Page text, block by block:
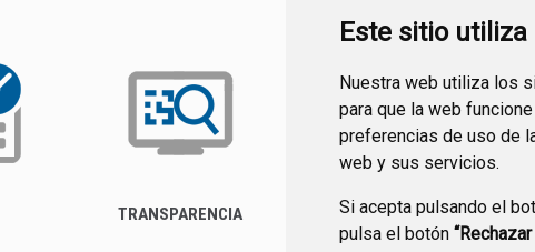
Este sitio
Nuestra web utiliza los
para que la web
preferencias de uso de
web y sus servicios.
Si acepta pulsando el
pulsa el botón
TRANSPARENCIA
FORMULARIO DE
CONTACTO